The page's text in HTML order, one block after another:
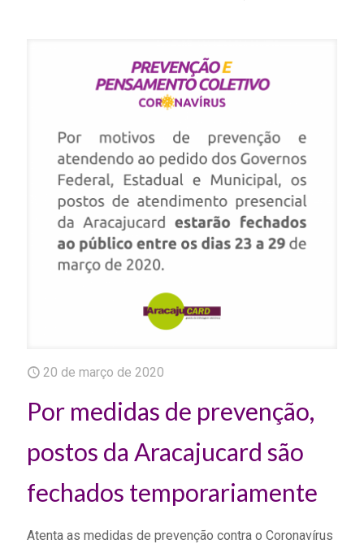
20 de março de 2020
Por medidas de prevenção,
postos da Aracajucard são
fechados temporariamente
Atenta as medidas de prevenção contra o Coronavírus